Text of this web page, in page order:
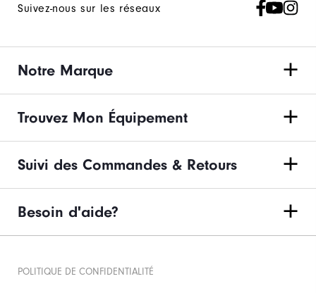
Suivez-nous sur les réseaux
Notre Marque
Trouvez Mon Équipement
Suivi des Commandes & Retours
Besoin d'aide?
POLITIQUE DE CONFIDENTIALITÉ